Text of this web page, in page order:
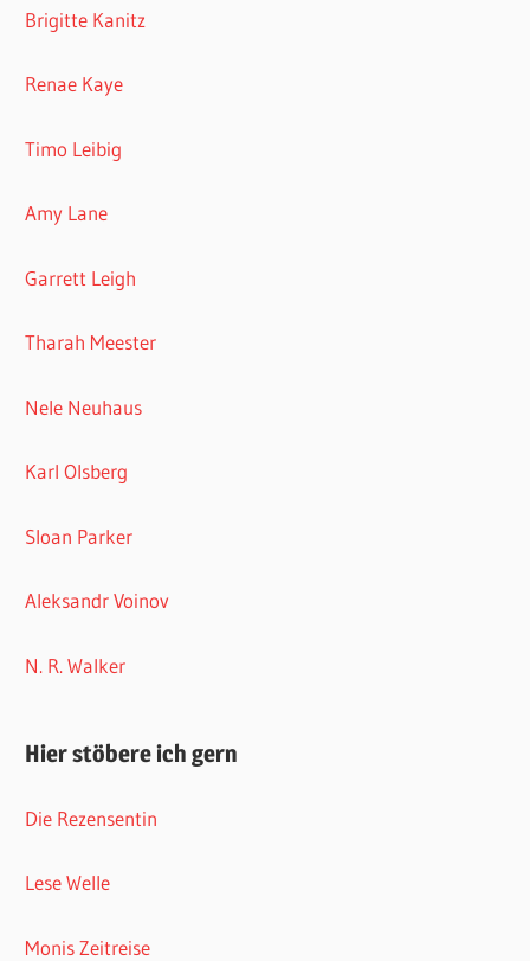
Brigitte Kanitz
Renae Kaye
Timo Leibig
Amy Lane
Garrett Leigh
Tharah Meester
Nele Neuhaus
Karl Olsberg
Sloan Parker
Aleksandr Voinov
N. R. Walker
Hier stöbere ich gern
Die Rezensentin
Lese Welle
Monis Zeitreise